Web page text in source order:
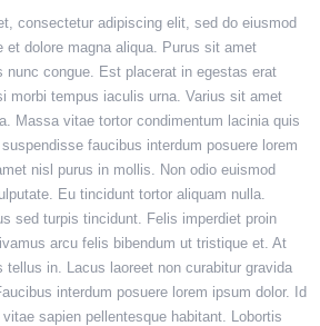
consectetur adipiscing elit, sed do eiusmod
et dolore magna aliqua. Purus sit amet
nunc congue. Est placerat in egestas erat
morbi tempus iaculis urna. Varius sit amet
Massa vitae tortor condimentum lacinia quis
faucibus interdum posuere lorem
nisl purus in mollis. Non odio euismod
Eu tincidunt tortor aliquam nulla.
sed turpis tincidunt. Felis imperdiet proin
arcu felis bibendum ut tristique et. At
in. Lacus laoreet non curabitur gravida
interdum posuere lorem ipsum dolor. Id
sapien pellentesque habitant. Lobortis